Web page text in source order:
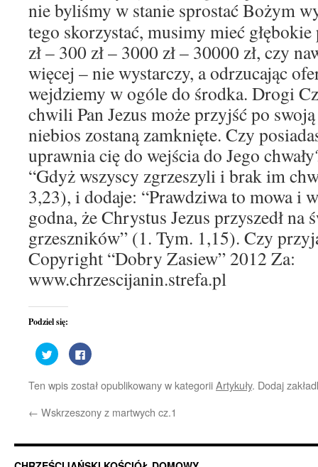
nie byliśmy w stanie sprostać Bożym
tego skorzystać, musimy mieć
zł – 300 zł – 3000 zł – 30000 zł, czy
więcej – nie wystarczy, a odrzucając
wejdziemy w ogóle do środka. Drogi
chwili Pan Jezus może przyjść po swoją
niebios zostaną zamknięte. Czy
uprawnia cię do wejścia do Jego
“Gdyż wszyscy zgrzeszyli i brak im
3,23), i dodaje: “Prawdziwa to mowa i
godna, że Chrystus Jezus przyszedł na
grzeszników” (1. Tym. 1,15). Czy
Copyright “Dobry Zasiew” 2012 Za:
www.chrzescijanin.strefa.pl
Podziel się:
Udostępnij
na
Twitterze(Otwiera
w
nowym
Kliknij,
aby
Facebooku(Otwiera
nowym
oknie)
Ten wpis został opublikowany w kategoriiArtykuły. Dodaj
← Wskrzeszony z martwych cz.1